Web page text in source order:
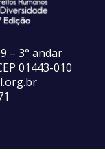
– 3° andar
01443-010